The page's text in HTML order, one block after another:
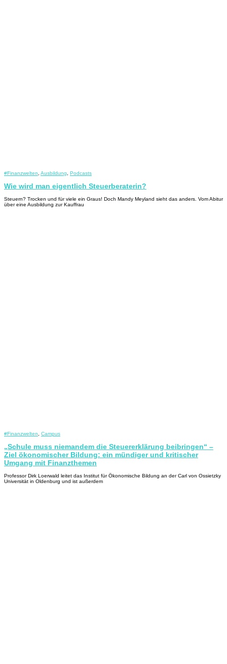
#Finanzwelten Ausbildung Podcasts
Wie wird man eigentlich Steuerberaterin?
Steuern? Trocken und für viele ein Graus! Doch Mandy Meyland sieht das anders. Vom Abitur
über eine Ausbildung zur Kauffrau
#Finanzwelten, Campus
„Schule muss niemandem die Steuererklärung beibringen“ –
Ziel ökonomischer Bildung: ein mündiger und kritischer
Umgang mit Finanzthemen
Professor Dirk Loerwald leitet das Institut für Ökonomische Bildung an der Carl von Ossietzky
Universität in Oldenburg und ist außerdem